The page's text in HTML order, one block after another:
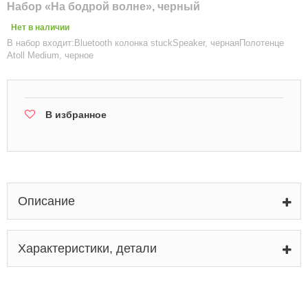
Набор «На бодрой волне», черный
Нет в наличии
В набор входит:Bluetooth колонка stuckSpeaker, чернаяПолотенце
Atoll Medium, черное
В избранное
Описание
Характеристики, детали